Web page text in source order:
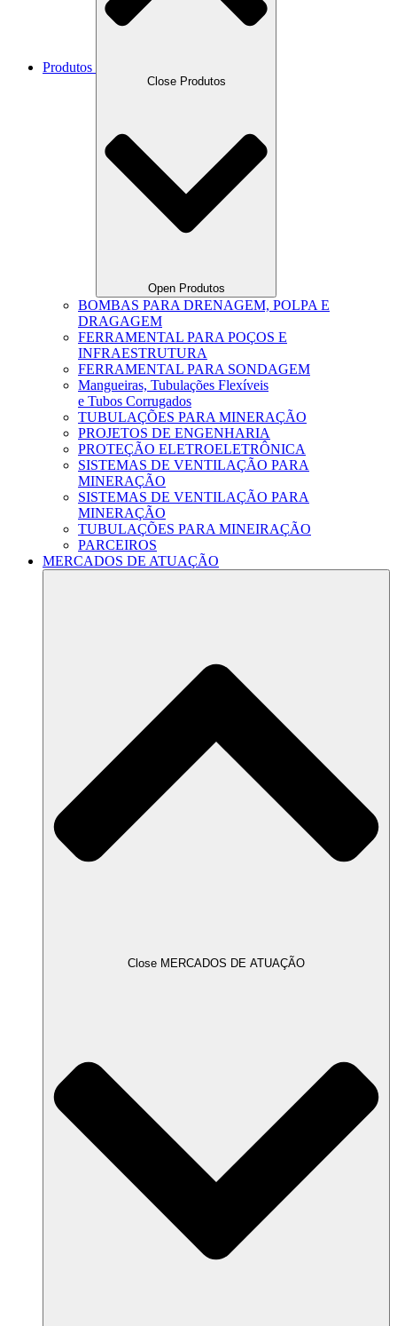
Produtos
Close Produtos
Open Produtos
BOMBAS PARA DRENAGEM, POLPA E
DRAGAGEM
FERRAMENTAL PARA POÇOS E
INFRAESTRUTURA
FERRAMENTAL PARA SONDAGEM
Mangueiras, Tubulações Flexíveis
e Tubos Corrugados
TUBULAÇÕES PARA MINERAÇÃO
PROJETOS DE ENGENHARIA
PROTEÇÃO ELETROELETRÔNICA
SISTEMAS DE VENTILAÇÃO PARA
MINERAÇÃO
SISTEMAS DE VENTILAÇÃO PARA
MINERAÇÃO
TUBULAÇÕES PARA MINEIRAÇÃO
PARCEIROS
MERCADOS DE ATUAÇÃO
Close MERCADOS DE ATUAÇÃO